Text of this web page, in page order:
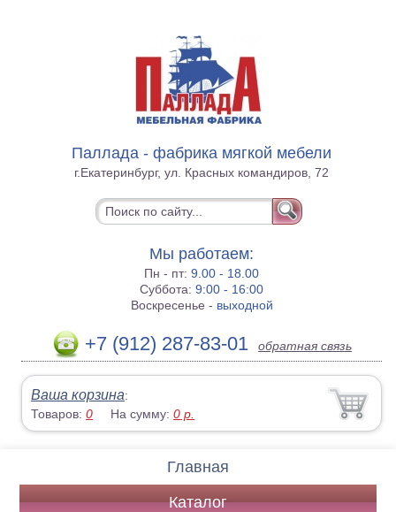
Паллада - фабрика мягкой мебели
г.Екатеринбург, ул. Красных командиров, 72
Мы работаем:
Пн - пт:9.00 - 18.00
Суббота:9:00 - 16:00
Воскресенье - выходной
+7 (912) 287-83-01 обратная связь
Ваша корзина:
Товаров:0 На сумму:0 р.
Главная
Каталог